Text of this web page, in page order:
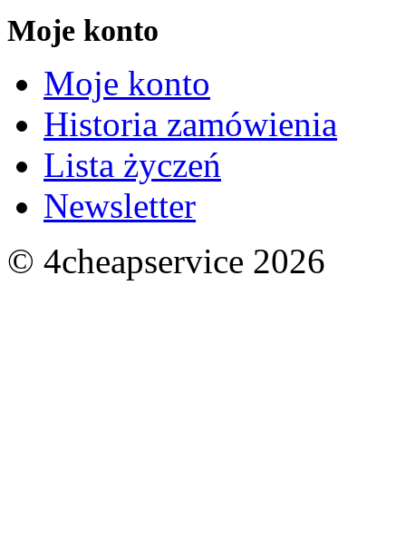
Moje konto
Moje konto
Historia zamówienia
Lista życzeń
Newsletter
© 4cheapservice 2026